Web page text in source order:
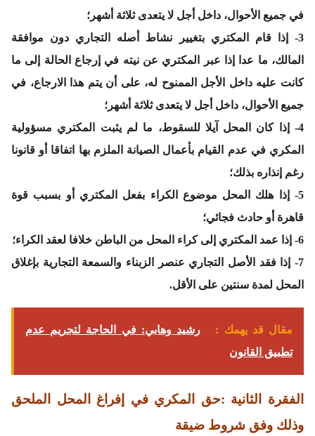
في جميع الأحوال، داخل أجل لا يتعدى ثلاثة أشهر؛
3- إذا قام المكتري بتغيير نشاط أصله التجاري دون موافقة
المالك، ما عدا إذا عبر المكتري عن نيته في إرجاع الحالة إلى ما
كانت عليه داخل الأجل الممنوح له، على أن يتم هذا الارجاع، في
جميع الأحوال، داخل أجل لا يتعدى ثلاثة أشهر؛
4- إذا كان المحل آيلا للسقوط، ما لم يثبت المكتري مسؤولية
المكري في عدم القيام بأعمال الصيانة الملزم بها اتفاقا أو قانونا
رغم إنذاره بذلك؛
5- إذا هلك المحل موضوع الكراء بفعل المكتري أو بسبب قوة
قاهرة أو حادث فجائي؛
6- إذا عمد المكتري إلى كراء المحل من الباطن خلافا لعقد الكراء؛
7- إذا فقد الأصل التجاري عنصر الزبناء والسمعة التجارية بإغلاق
المحل لمدة سنتين على الأقل.
مقال قد يهمك :
رشيد وهابي: في الحاجة لتجريم عدم
تطبيق القانون
الفقرة الثانية :حق المكري في إفراغ المحل الملحق
وذلك وفق شروط ضيقة